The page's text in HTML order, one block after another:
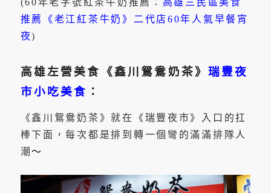
推薦《老江紅茶牛奶》二代店60年人氣早餐宵
夜)
高雄左營美食《鑫川鴛鴦奶茶》瑞豐夜
市小吃美食 ：
《鑫川鴛鴦奶茶》就在《瑞豐夜市》入口的扛
棒下面，每次都是排到轉一個彎的滿滿排隊人
潮～